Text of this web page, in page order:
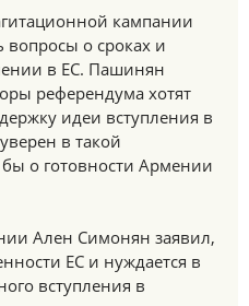
кампании
вопросы о сроках и
в ЕС. Пашинян
референдума хотят
идеи вступления в
в такой
о готовности Армении
Ален Симонян заявил,
ЕС и нуждается в
вступления в